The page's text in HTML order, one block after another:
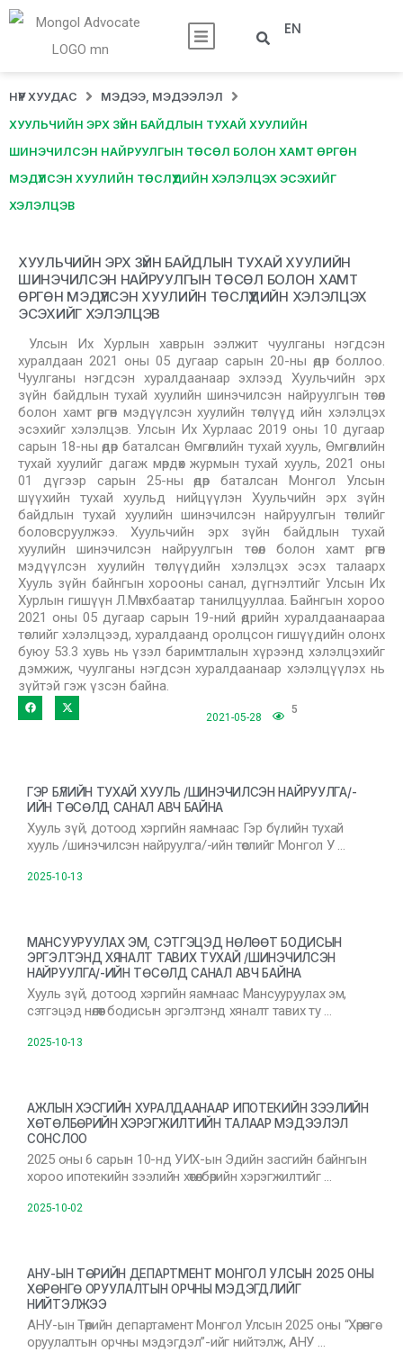
EN
НҮҮР ХУУДАС МЭДЭЭ, МЭДЭЭЛЭЛ
ХУУЛЬЧИЙН ЭРХ ЗҮЙН БАЙДЛЫН ТУХАЙ ХУУЛИЙН
ШИНЭЧИЛСЭН НАЙРУУЛГЫН ТӨСӨЛ БОЛОН ХАМТ ӨРГӨН
МЭДҮҮЛСЭН ХУУЛИЙН ТӨСЛҮҮДИЙН ХЭЛЭЛЦЭХ ЭСЭХИЙГ
ХЭЛЭЛЦЭВ
ХУУЛЬЧИЙН ЭРХ ЗҮЙН БАЙДЛЫН ТУХАЙ ХУУЛИЙН
ШИНЭЧИЛСЭН НАЙРУУЛГЫН ТӨСӨЛ БОЛОН ХАМТ
ӨРГӨН МЭДҮҮЛСЭН ХУУЛИЙН ТӨСЛҮҮДИЙН ХЭЛЭЛЦЭХ
ЭСЭХИЙГ ХЭЛЭЛЦЭВ
Улсын Их Хурлын хаврын ээлжит чуулганы нэгдсэн
хуралдаан 2021 оны 05 дугаар сарын 20-ны өдөр боллоо.
Чуулганы нэгдсэн хуралдаанаар эхлээд Хуульчийн эрх
зүйн байдлын тухай хуулийн шинэчилсэн найруулгын төсөл
болон хамт өргөн мэдүүлсэн хуулийн төслүүд ийн хэлэлцэх
эсэхийг хэлэлцэв. Улсын Их Хурлаас 2019 оны 10 дугаар
сарын 18-ны өдөр баталсан Өмгөөллийн тухай хууль, Өмгөөллийн
тухай хуулийг дагаж мөрдөх журмын тухай хууль, 2021 оны
01 дүгээр сарын 25-ны өдөр баталсан Монгол Улсын
шүүхийн тухай хуульд нийцүүлэн Хуульчийн эрх зүйн
байдлын тухай хуулийн шинэчилсэн найруулгын төслийг
боловсруулжээ. Хуульчийн эрх зүйн байдлын тухай
хуулийн шинэчилсэн найруулгын төсөл болон хамт өргөн
мэдүүлсэн хуулийн төслүүдийн хэлэлцэх эсэх талаарх
Хууль зүйн байнгын хорооны санал, дүгнэлтийг Улсын Их
Хурлын гишүүн Л.Мөнхбаатар танилцууллаа. Байнгын хороо
2021 оны 05 дугаар сарын 19-ний өдрийн хуралдаанаараа
төслийг хэлэлцээд, хуралдаанд оролцсон гишүүдийн олонх
буюу 53.3 хувь нь үзэл баримтлалын хүрээнд хэлэлцэхийг
дэмжиж, чуулганы нэгдсэн хуралдаанаар хэлэлцүүлэх нь
зүйтэй гэж үзсэн байна.
2021-05-28
5
ГЭР БҮЛИЙН ТУХАЙ ХУУЛЬ /ШИНЭЧИЛСЭН НАЙРУУЛГА/-
ИЙН ТӨСӨЛД САНАЛ АВЧ БАЙНА
Хууль зүй, дотоод хэргийн яамнаас Гэр бүлийн тухай
хууль /шинэчилсэн найруулга/-ийн төслийг Монгол У …
2025-10-13
МАНСУУРУУЛАХ ЭМ, СЭТГЭЦЭД НӨЛӨӨТ БОДИСЫН
ЭРГЭЛТЭНД ХЯНАЛТ ТАВИХ ТУХАЙ /ШИНЭЧИЛСЭН
НАЙРУУЛГА/-ИЙН ТӨСӨЛД САНАЛ АВЧ БАЙНА
Хууль зүй, дотоод хэргийн яамнаас Мансууруулах эм,
сэтгэцэд нөлөөт бодисын эргэлтэнд хяналт тавих ту …
2025-10-13
АЖЛЫН ХЭСГИЙН ХУРАЛДААНААР ИПОТЕКИЙН ЗЭЭЛИЙН
ХӨТӨЛБӨРИЙН ХЭРЭГЖИЛТИЙН ТАЛААР МЭДЭЭЛЭЛ
СОНСЛОО
2025 оны 6 сарын 10-нд УИХ-ын Эдийн засгийн байнгын
хороо ипотекийн зээлийн хөтөлбөрийн хэрэгжилтийг …
2025-10-02
АНУ-ЫН ТӨРИЙН ДЕПАРТМЕНТ МОНГОЛ УЛСЫН 2025 ОНЫ
ХӨРӨНГӨ ОРУУЛАЛТЫН ОРЧНЫ МЭДЭГДЛИЙГ
НИЙТЭЛЖЭЭ
АНУ-ын Төрийн департамент Монгол Улсын 2025 оны “Хөрөнгө
оруулалтын орчны мэдэгдэл”-ийг нийтэлж, АНУ …